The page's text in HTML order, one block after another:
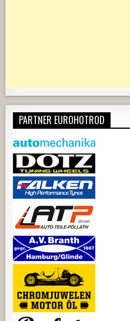
PARTNER EUROHOTROD